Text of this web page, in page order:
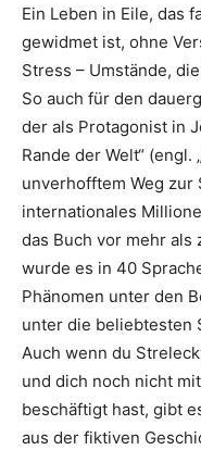
Ein Leben in Eile, das
gewidmet ist, ohne
Stress – Umstände,
So auch für den
der als Protagonist in
Rande der Welt“ (engl.
unverhofftem Weg
internationales
das Buch vor mehr
wurde es in 40
Phänomen unter den
unter die beliebtesten
Auch wenn du
und dich noch nicht
beschäftigt hast, gibt
aus der fiktiven